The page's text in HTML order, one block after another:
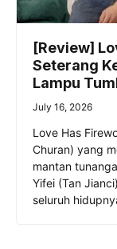
[Review]
Seterang
Lampu
July 16, 2026
Love Has
Churan) yang
mantan
Yifei (Tan
seluruh